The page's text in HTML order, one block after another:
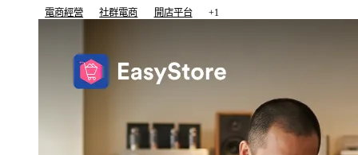
電商經營 社群電商 開店平台 +1